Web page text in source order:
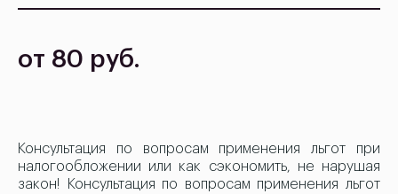
от 80 руб.
Консультация по вопросам применения льгот при
налогообложении или как сэкономить, не нарушая
закон! Консультация по вопросам применения льгот